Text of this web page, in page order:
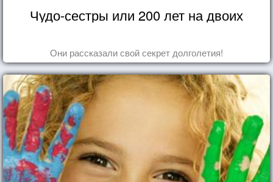
Чудо-сестры или 200 лет на двоих
Они рассказали свой секрет долголетия!